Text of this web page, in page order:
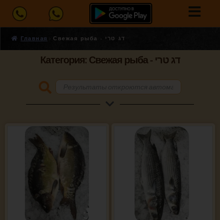
Главная Свежая рыба - דג טרי
Категория: Свежая рыба - דג טרי